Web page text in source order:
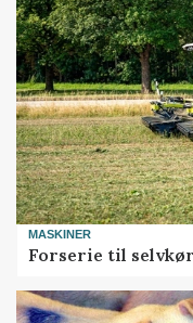
MASKINER
Forserie til